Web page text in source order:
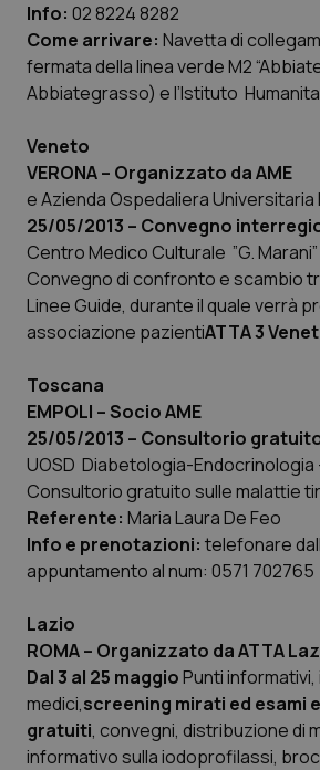
Emilia-Romagna
Friuli Venezia Giulia
Lazio
Liguria
Lombardia
Marche
Molise
Piemonte
Provincia Autonoma di
Provincia Autonoma di
Puglia
Sardegna
Sicilia
Colesterolo &
Dermatite Atopica
Diabete & glucometri
Disturbi dell’umore
Dolore
Donna & Salute
Epatiti
HIV
Infezioni & Febbre
Ipertensione & Scompenso
Malattie rare
Malattia di Crohn &
Neuroscienze & patologie
Info: 02 8224 8282
Come arrivare: Navetta di
fermata della linea verde M2
Abbiategrasso) e l’Istituto
Veneto
VERONA – Organizzato da AME
e Azienda Ospedaliera
25/05/2013 – Convegno
Centro Medico Culturale ”G. Marani”
Convegno di confronto e scambio
Linee Guide, durante il quale verrà
associazione pazientiATTA 3
Toscana
EMPOLI – Socio AME
25/05/2013 – Consultorio
UOSD Diabetologia-Endocrinologia
Consultorio gratuito sulle malattie
Referente: Maria Laura De Feo
Info e prenotazioni: telefonare
appuntamento al num: 0571 702765
Lazio
ROMA– Organizzato da ATTA
Dal 3 al 25 maggioPunti
medici,screening mirati ed esami
gratuiti, convegni, distribuzione di
informativo sulla iodoprofilassi,